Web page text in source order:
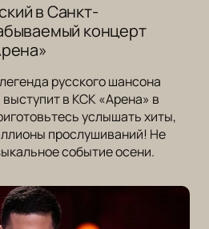
в Санкт-
концерт
русского шансона
в КСК «Арена» в
услышать хиты,
прослушиваний! Не
событие осени.